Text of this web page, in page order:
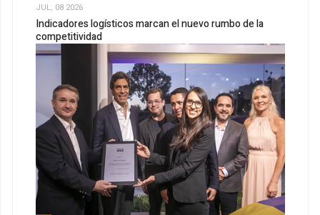
JUL, 08 2026
Indicadores logísticos marcan el nuevo rumbo de la
competitividad